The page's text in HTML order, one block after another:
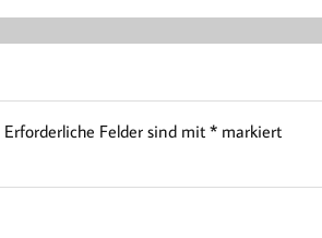
Erforderliche Felder sind mit *markiert